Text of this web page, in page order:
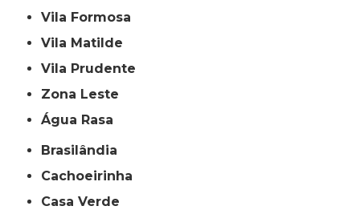
Vila Formosa
Vila Matilde
Vila Prudente
Zona Leste
Água Rasa
Brasilândia
Cachoeirinha
Casa Verde